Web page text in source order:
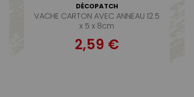
DÉCOPATCH
VACHE CARTON AVEC ANNEAU 12.5
x 5 x 8cm
2,59 €